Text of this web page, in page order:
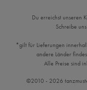
Du erreichst unseren
Schreibe
*gilt für Lieferungen
andere Länder
Alle Preise sind
©2010 - 2026